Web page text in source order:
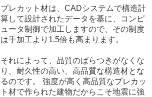
プレカット材は、CADシステムで構造計
算して設計されたデータを基に、コンピ
ュータ制御で加工しますので、その制度
は手加工より1.5倍も高まります。
それによって、品質のばらつきがなくな
り、耐久性の高い、高品質な構造材とな
るのです。 強度が高く高品質なプレカッ
ト材で作られた建物だからこそ地震に強